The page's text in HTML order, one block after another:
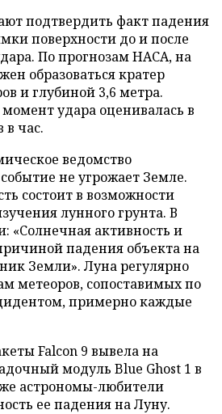
подтвердить факт падения
поверхности до и после
По прогнозам НАСА, на
образоваться кратер
и глубиной 3,6 метра.
момент удара оценивалась в
в час.
ведомство
не угрожает Земле.
состоит в возможности
лунного грунта. В
«Солнечная активность и
падения объекта на
Земли». Луна регулярно
метеоров, сопоставимых по
примерно каждые
Falcon 9 вывела на
модуль Blue Ghost 1 в
астрономы-любители
ее падения на Луну.